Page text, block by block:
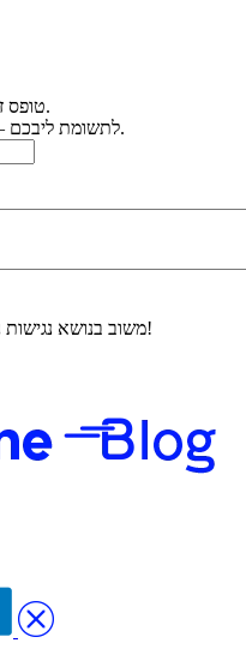
טופס זה נועד להזנת משוב בנושא נגישות בלבד.
לתשומת ליבכם – לא יינתן מענה לפניות בנושאים אחרים.
משוב בנושא נגישות נשלח בהצלחה, תודה על שיתוף הפעולה!